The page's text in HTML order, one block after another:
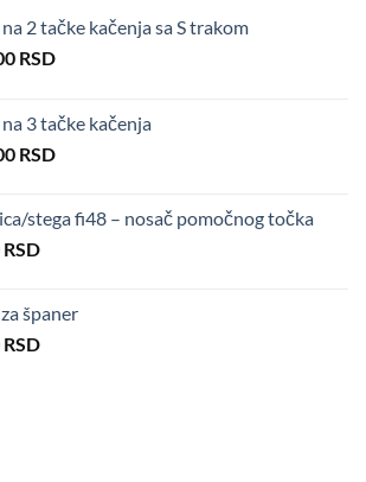
2 tačke kačenja sa S trakom
RSD
3 tačke kačenja
RSD
stega fi48 – nosač pomočnog točka
RSD
španer
RSD